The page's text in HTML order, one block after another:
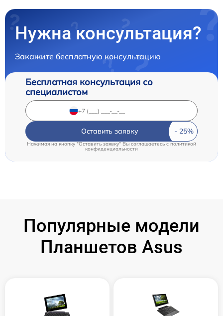
Нужна консультация?
Закажите бесплатную консультацию
Бесплатная консультация со
специалистом
Оставить заявку
Нажимая на кнопку "Оставить заявку" Вы соглашаетесь c политикой
конфиденциальности
Популярные модели
Планшетов Asus